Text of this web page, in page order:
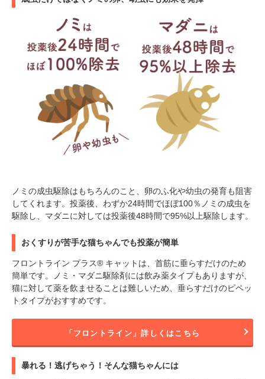
ノミの成虫駆除はもちろんのこと、卵のふ化や幼虫の発育も阻害
してくれます。投薬後、わずか24時間でほぼ100％ノミの成虫を
駆除し、マダニに対しては投薬後48時間で95%以上駆除します。
おくすりが苦手な猫ちゃんでも投薬が簡単
フロントライン プラス® キャットは、首筋に垂らすだけのため
簡単です。ノミ・マダニ駆除剤には飲み薬タイプもありますが、
猫に対して薬を飲ませることは難しいため、垂らすだけのピペッ
トタイプがおすすめです。
「フロントライン」詳しくはこちら
暴れる！逃げちゃう！そんな猫ちゃんには